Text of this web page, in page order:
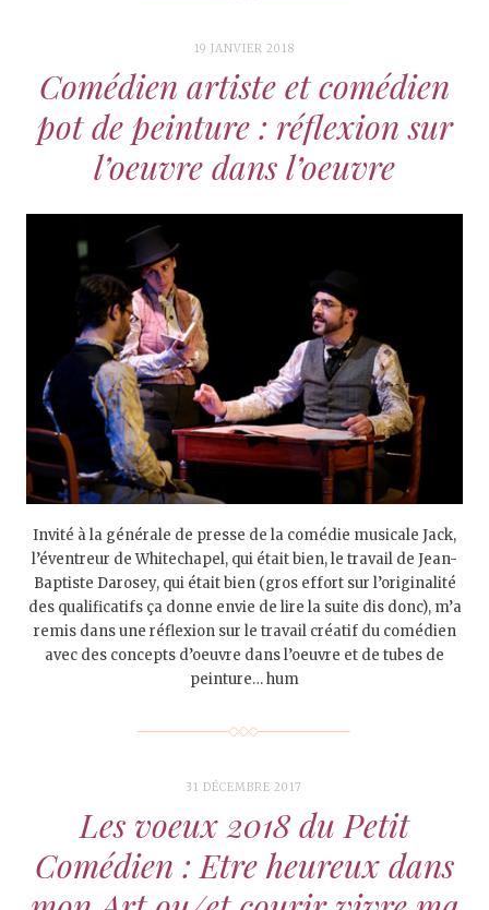
19 JANVIER 2018
Comédien artiste et comédien
pot de peinture : réflexion sur
l’oeuvre dans l’oeuvre
Invité à la générale de presse de la comédie musicale Jack,
l’éventreur de Whitechapel, qui était bien, le travail de Jean-
Baptiste Darosey, qui était bien (gros effort sur l’originalité
des qualificatifs ça donne envie de lire la suite dis donc), m’a
remis dans une réflexion sur le travail créatif du comédien
avec des concepts d’oeuvre dans l’oeuvre et de tubes de
peinture… hum
31 DÉCEMBRE 2017
Les voeux 2018 du Petit
Comédien : Etre heureux dans